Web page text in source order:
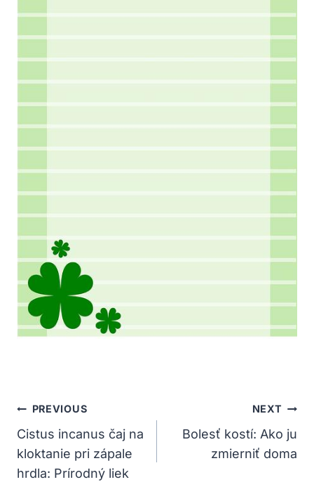
Navigácia
V
Článku
PREVIOUS
Cistus incanus čaj na
kloktanie pri zápale
hrdla: Prírodný liek
NEXT
Bolesť kostí: Ako ju
zmierniť doma